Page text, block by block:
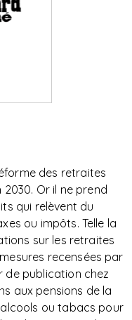
des retraites
2030. Or il ne prend
qui relèvent du
ou impôts. Telle la
sur les retraites
recensées par
de publication chez
aux pensions de la
alcools ou tabacs pour